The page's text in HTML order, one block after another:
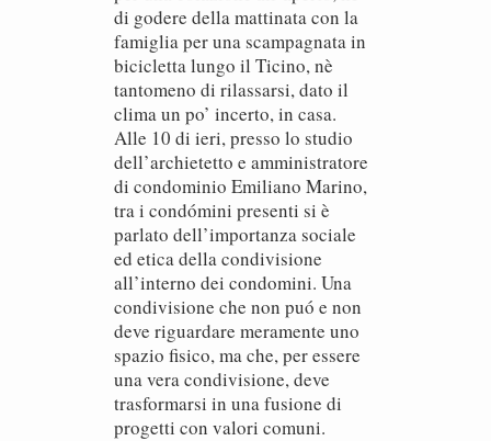
di godere della mattinata con la
famiglia per una scampagnata in
bicicletta lungo il Ticino, nè
tantomeno di rilassarsi, dato il
clima un po’ incerto, in casa.
Alle 10 di ieri, presso lo studio
dell’archietetto e amministratore
di condominio Emiliano Marino,
tra i condómini presenti si è
parlato dell’importanza sociale
ed etica della condivisione
all’interno dei condomini. Una
condivisione che non puó e non
deve riguardare meramente uno
spazio fisico, ma che, per essere
una vera condivisione, deve
trasformarsi in una fusione di
progetti con valori comuni.